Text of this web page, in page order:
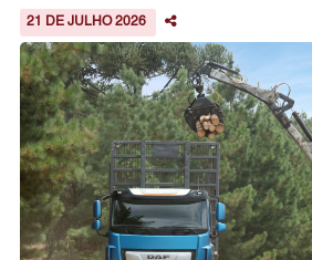
21 DE JULHO 2026